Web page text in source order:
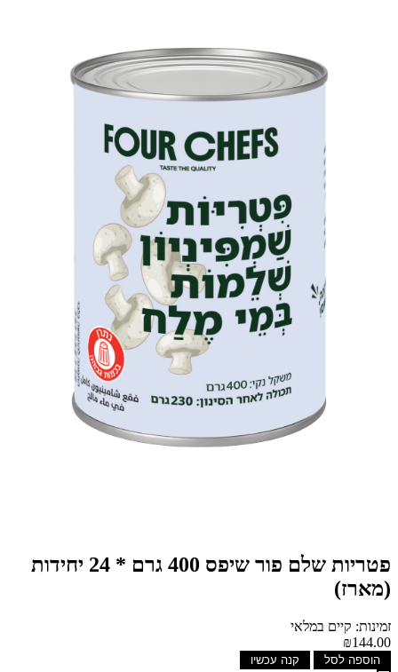
פטריות שלם פור שיפס 400 גרם * 24 יחידות
(מארז)
זמינות: קיים במלאי
₪144.00
הוספה לסל קנה עכשיו